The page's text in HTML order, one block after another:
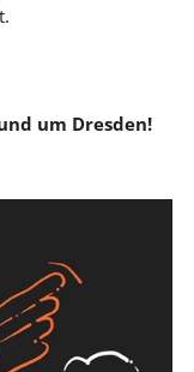
um Dresden!